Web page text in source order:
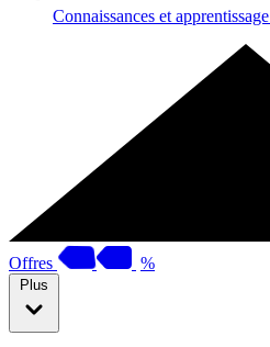
Connaissances et apprentissage
Offres %
Plus